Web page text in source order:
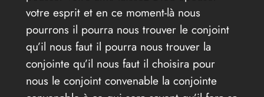
votre esprit et en ce moment-là nous
pourrons il pourra nous trouver le conjoint
qu’il nous faut il pourra nous trouver la
conjointe qu’il nous faut il choisira pour
nous le conjoint convenable la conjointe